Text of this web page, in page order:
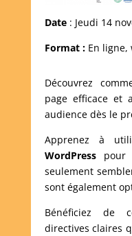
Date: Jeudi 14
Format :En ligne,
Découvrez
page efficace et
audience dès le
Apprenez à
WordPresspour
seulement
sont également
Bénéficiez de
directives claires